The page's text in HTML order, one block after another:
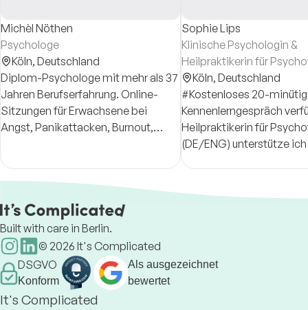
Michèl Nöthen
Psychologe
Köln, Deutschland
Diplom-Psychologe mit mehr als 37
Jahren Berufserfahrung. Online-
Sitzungen für Erwachsene bei
Angst, Panikattacken, Burnout,
Suchtproblemen.
Sophie Lips
Klinische Psychologin &
Heilpraktikerin für
Köln, Deutschland
#Kostenloses 20-
Kennenlerngespräch
Heilpraktikerin für
(DE/ENG) unterstütze
dabei, Hürden, wie
Wohlbefinden aktiv zu
Built with care in Berlin.
© 2026 It's Complicated
DSGVO
Konform
Als ausgezeichnet
bewertet
It's Complicated